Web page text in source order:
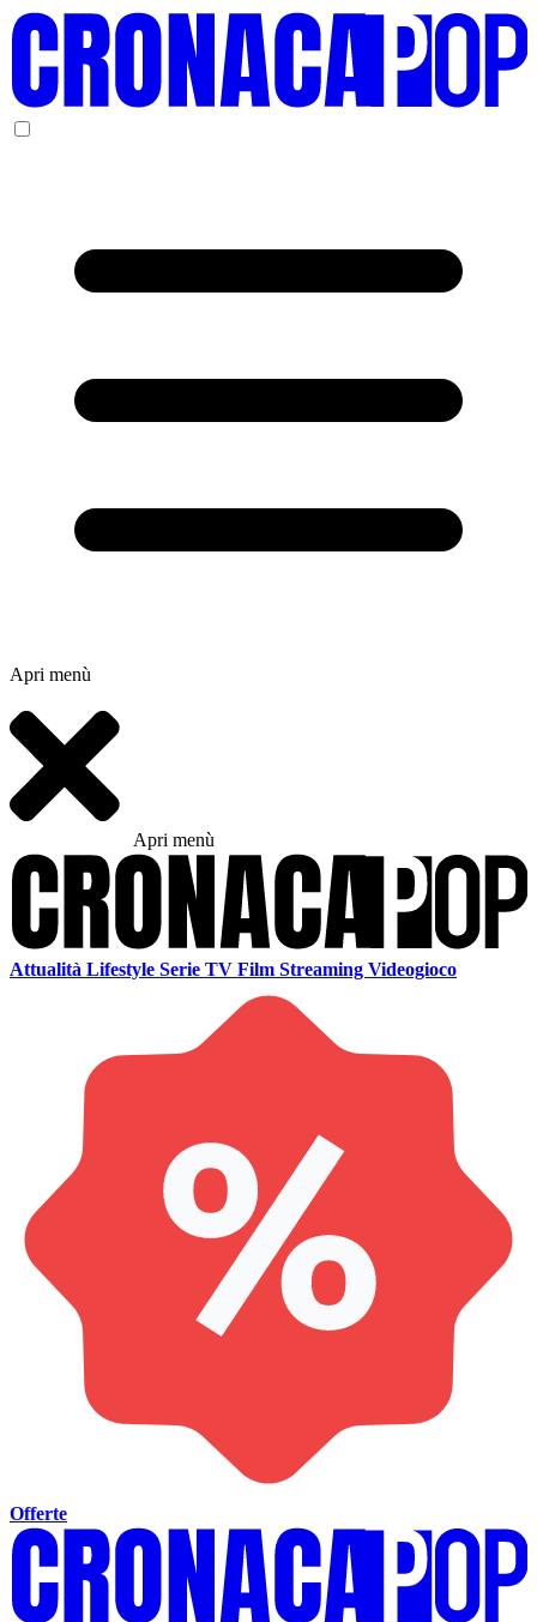
Apri menù
Apri menù
Attualità Lifestyle Serie TV Film Streaming Videogioco
Offerte